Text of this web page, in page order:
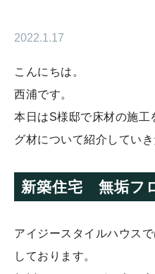
2022.1.17
こんにちは。
西浦です。
本日はS様邸で床材の施工
グ材について紹介していき
新築住宅 無垢フ
アイジースタイルハウス
しております。